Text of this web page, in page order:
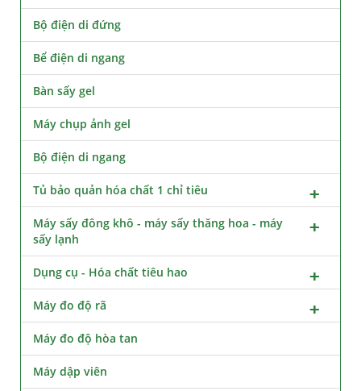
Bộ điện di đứng
Bể điện di ngang
Bàn sấy gel
Máy chụp ảnh gel
Bộ điện di ngang
Tủ bảo quản hóa chất 1 chỉ tiêu
Máy sấy đông khô - máy sấy thăng hoa - máy
sấy lạnh
Dụng cụ - Hóa chất tiêu hao
Máy đo độ rã
Máy đo độ hòa tan
Máy dập viên